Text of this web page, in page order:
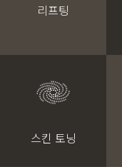
리프팅
스킨 토닝